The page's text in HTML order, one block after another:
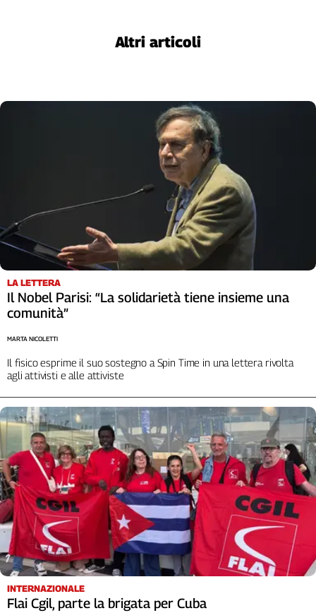
Altri articoli
LA LETTERA
Il Nobel Parisi: “La solidarietà tiene insieme una
comunità”
Il fisico esprime il suo sostegno a Spin Time in una lettera rivolta
agli attivisti e alle attiviste
MARTA NICOLETTI
INTERNAZIONALE
Flai Cgil, parte la brigata per Cuba